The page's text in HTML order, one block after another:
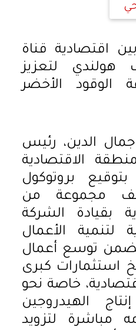
اقتصادية قناة
هولندي لتعزيز
الوقود الأخضر
الدين، رئيس
الاقتصادية
بروتوكول
مجموعة من
بقيادة الشركة
لتنمية الأعمال
توسع أعمال
استثمارات كبرى
خاصة نحو
الهيدروجين
مباشرة لتزويد